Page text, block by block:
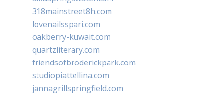
318mainstreet8h.com
lovenailsspari.com
oakberry-kuwait.com
quartzliterary.com
friendsofbroderickpark.com
studiopiattellina.com
jannagrillspringfield.com